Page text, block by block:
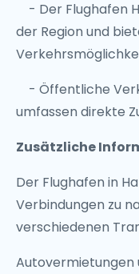
- Der Flughafen
der Region und
- Öffentliche
umfassen direkte
Zusätzliche
Der Flughafen in
Verbindungen zu
verschiedenen
Autovermietungen